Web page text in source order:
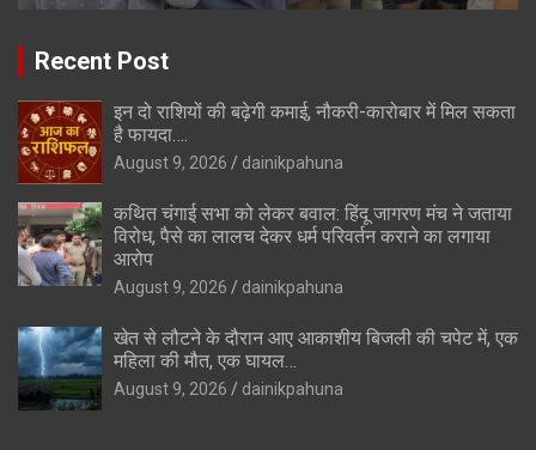
Recent Post
इन दो राशियों की बढ़ेगी कमाई, नौकरी-कारोबार में मिल सकता
है फायदा….
August 9, 2026 dainikpahuna
कथित चंगाई सभा को लेकर बवाल: हिंदू जागरण मंच ने जताया
विरोध, पैसे का लालच देकर धर्म परिवर्तन कराने का लगाया
आरोप
August 9, 2026 dainikpahuna
खेत से लौटने के दौरान आए आकाशीय बिजली की चपेट में, एक
महिला की मौत, एक घायल…
August 9, 2026 dainikpahuna